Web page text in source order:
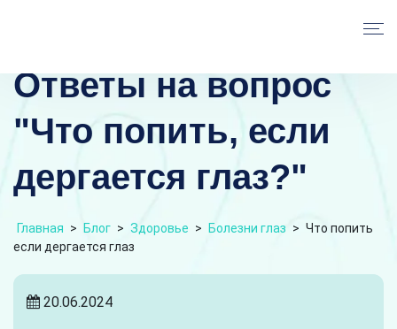
Ответы на вопрос
"Что попить, если
дергается глаз?"
Главная > Блог > Здоровье > Болезни глаз > Что попить
если дергается глаз
20.06.2024